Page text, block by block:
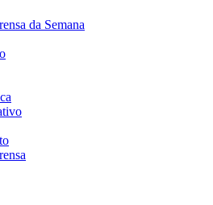
da Semana